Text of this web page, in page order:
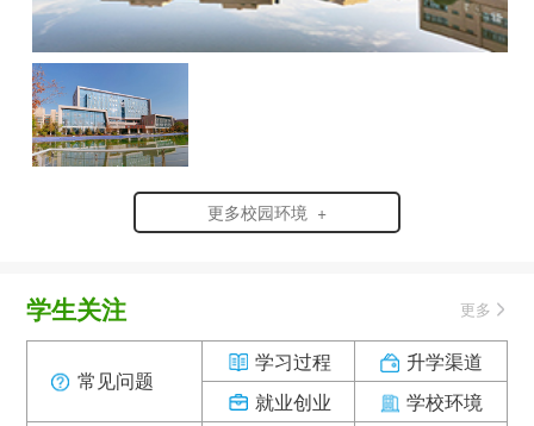
更多校园环境 +
学生关注 更多
常见问题
学习过程
就业创业
升学渠道
学校环境